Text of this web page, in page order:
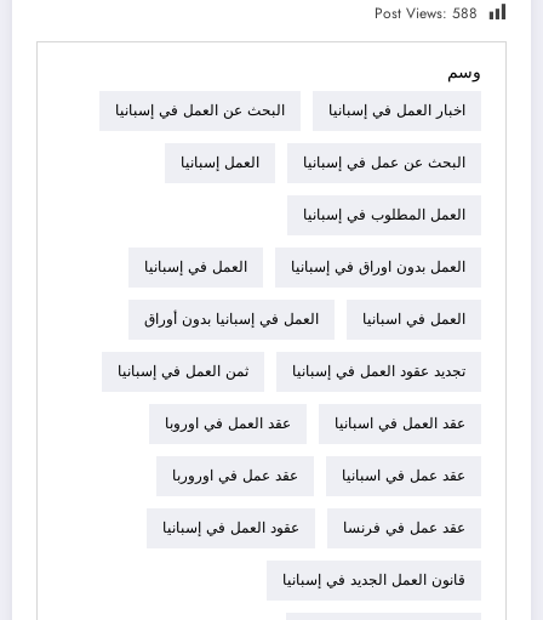
Post Views: 588
وسم
اخبار العمل في إسبانيا البحث عن العمل في إسبانيا
البحث عن عمل في إسبانيا العمل إسبانيا
العمل المطلوب في إسبانيا
العمل بدون اوراق في إسبانيا العمل في إسبانيا
العمل في اسبانيا العمل في إسبانيا بدون أوراق
تجديد عقود العمل في إسبانيا ثمن العمل في إسبانيا
عقد العمل في اسبانيا عقد العمل في اوروبا
عقد عمل في اسبانيا عقد عمل في اوروربا
عقد عمل في فرنسا عقود العمل في إسبانيا
قانون العمل الجديد في إسبانيا